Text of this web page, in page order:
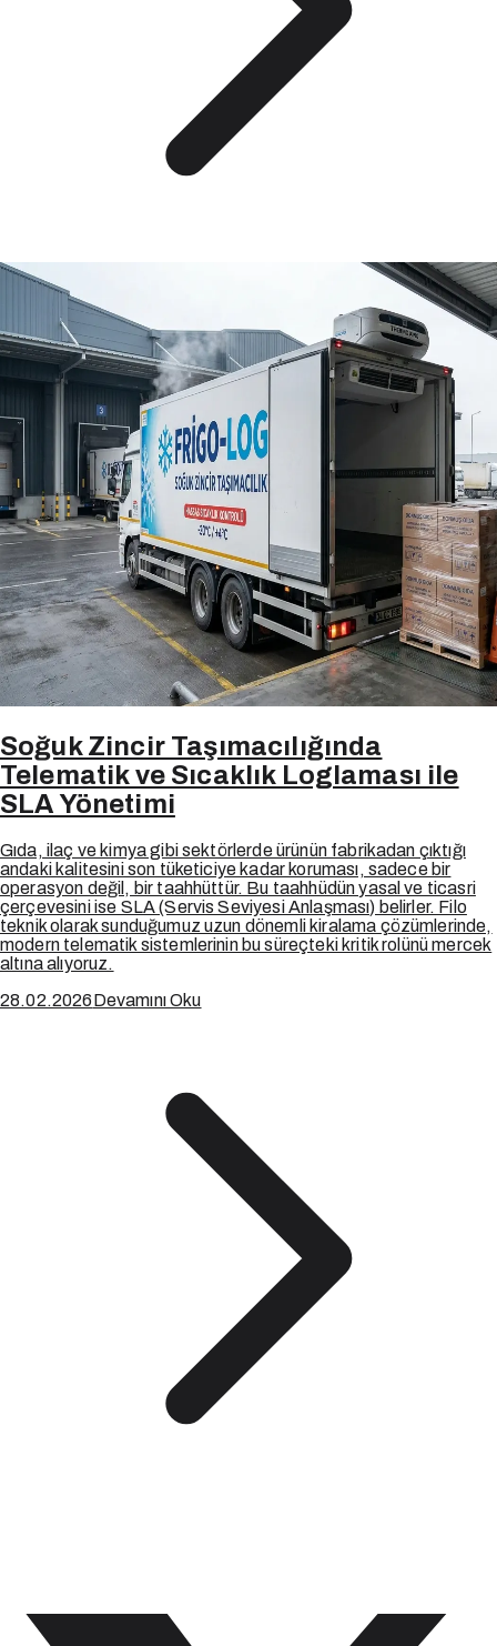
Soğuk Zincir Taşımacılığında
Telematik ve Sıcaklık Loglaması ile
SLA Yönetimi
Gıda, ilaç ve kimya gibi sektörlerde ürünün fabrikadan çıktığı
andaki kalitesini son tüketiciye kadar koruması, sadece bir
operasyon değil, bir taahhüttür. Bu taahhüdün yasal ve ticasri
çerçevesini ise SLA (Servis Seviyesi Anlaşması) belirler. Filo
teknik olarak sunduğumuz uzun dönemli kiralama çözümlerinde,
modern telematik sistemlerinin bu süreçteki kritik rolünü mercek
altına alıyoruz.
28.02.2026Devamını Oku